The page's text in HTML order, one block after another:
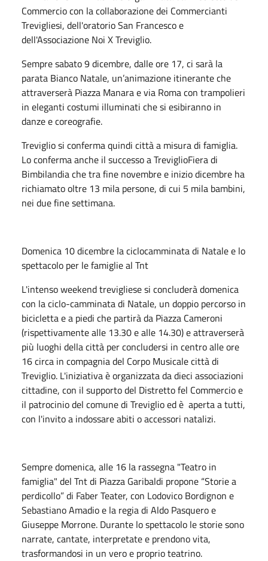
Commercio con la collaborazione dei Commercianti
Trevigliesi, dell'oratorio San Francesco e
dell'Associazione Noi X Treviglio.
Sempre sabato 9 dicembre, dalle ore 17, ci sarà la
parata Bianco Natale, un’animazione itinerante che
attraverserà Piazza Manara e via Roma con trampolieri
in eleganti costumi illuminati che si esibiranno in
danze e coreografie.
Treviglio si conferma quindi città a misura di famiglia.
Lo conferma anche il successo a TreviglioFiera di
Bimbilandia che tra fine novembre e inizio dicembre ha
richiamato oltre 13 mila persone, di cui 5 mila bambini,
nei due fine settimana.
Domenica 10 dicembre la ciclocamminata di Natale e lo
spettacolo per le famiglie al Tnt
L'intenso weekend trevigliese si concluderà domenica
con la ciclo-camminata di Natale, un doppio percorso in
bicicletta e a piedi che partirà da Piazza Cameroni
(rispettivamente alle 13.30 e alle 14.30) e attraverserà
più luoghi della città per concludersi in centro alle ore
16 circa in compagnia del Corpo Musicale città di
Treviglio. L'iniziativa è organizzata da dieci associazioni
cittadine, con il supporto del Distretto fel Commercio e
il patrocinio del comune di Treviglio ed è aperta a tutti,
con l'invito a indossare abiti o accessori natalizi.
Sempre domenica, alle 16 la rassegna "Teatro in
famiglia" del Tnt di Piazza Garibaldi propone “Storie a
perdicollo” di Faber Teater, con Lodovico Bordignon e
Sebastiano Amadio e la regia di Aldo Pasquero e
Giuseppe Morrone. Durante lo spettacolo le storie sono
narrate, cantate, interpretate e prendono vita,
trasformandosi in un vero e proprio teatrino.